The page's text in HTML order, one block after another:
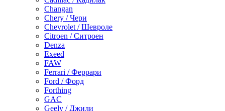
Changan
Chery / Чери
Chevrolet / Шевроле
Citroen / Ситроен
Denza
Exeed
FAW
Ferrari / Феррари
Ford / Форд
Forthing
GAC
Geely / Джили